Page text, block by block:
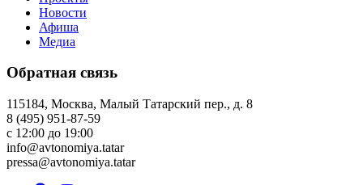
Новости
Афиша
Медиа
Обратная связь
115184, Москва, Малый Татарский пер., д. 8
8 (495) 951-87-59
с 12:00 до 19:00
info@avtonomiya.tatar
pressa@avtonomiya.tatar